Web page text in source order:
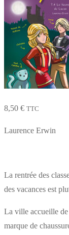
8,50 € TTC
Laurence Erwin
La rentrée des
des vacances est
La ville accueille de
marque de